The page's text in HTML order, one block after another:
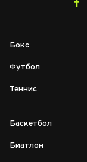
Бокс
Футбол
Теннис
Баскетбол
Биатлон